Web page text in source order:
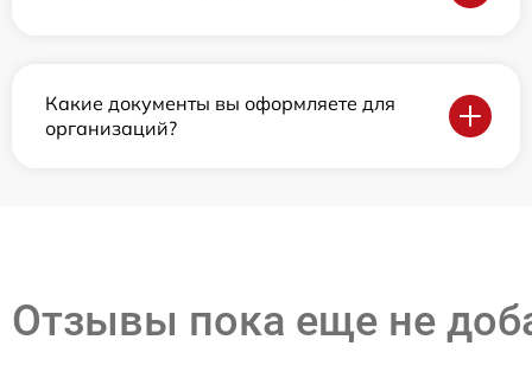
Какие документы вы оформляете для
организаций?
Отзывы пока еще не